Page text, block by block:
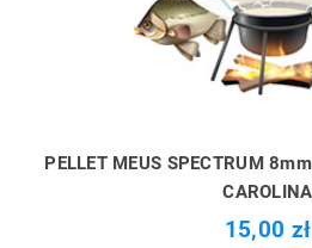
PELLET MEUS SPECTRUM
CAROLINA
15,00 zł